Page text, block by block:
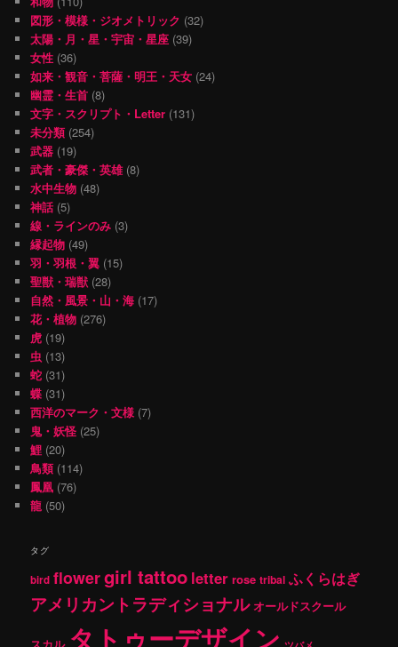
図形・模様・ジオメトリック (32)
太陽・月・星・宇宙・星座 (39)
女性 (36)
如来・観音・菩薩・明王・天女 (24)
幽霊・生首 (8)
文字・スクリプト・Letter (131)
未分類(254)
武器 (19)
武者・豪傑・英雄(8)
水中生物 (48)
神話 (5)
線・ラインのみ (3)
縁起物 (49)
羽・羽根・翼 (15)
聖獣・瑞獣 (28)
自然・風景・山・海 (17)
花・植物 (276)
虎 (19)
虫 (13)
蛇 (31)
蝶 (31)
西洋のマーク・文様 (7)
鬼・妖怪 (25)
鯉 (20)
鳥類(114)
鳳凰 (76)
龍 (50)
タグ
bird flowergirl tattoo letter rose tribal ふくらはぎ
アメリカントラディショナル オールドスクール
タトゥーデザイン